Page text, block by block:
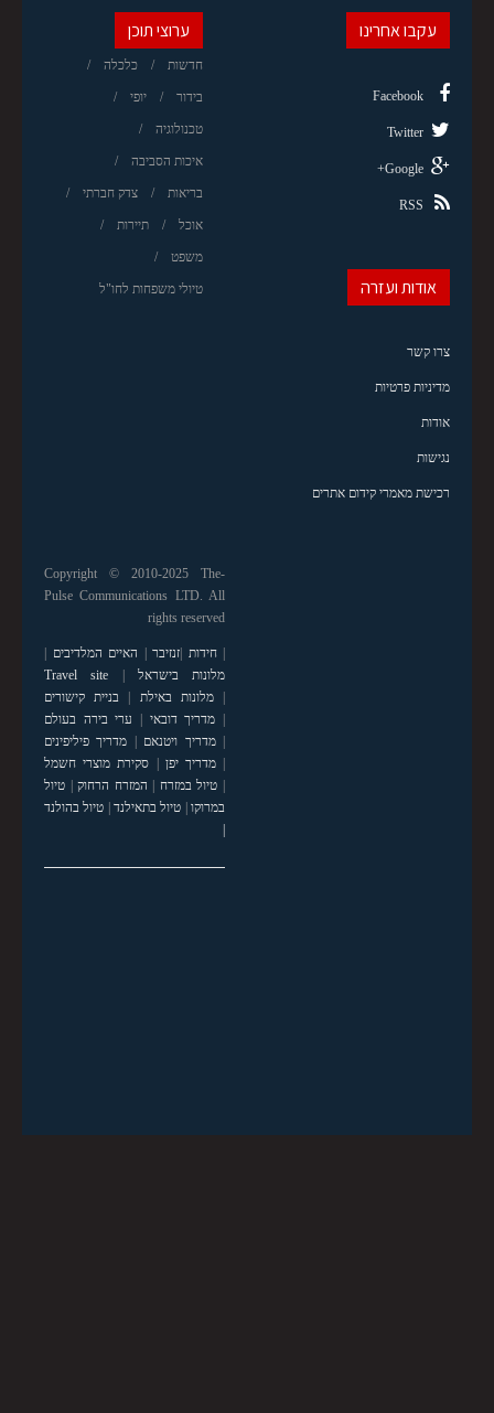
ערוצי תוכן
חדשות כלכלה
בידור יופי
טכנולוגיה
איכות הסביבה
בריאות צדק חברתי
אוכל תיירות
משפט
טיולי משפחות לחו"ל
עקבו אחרינו
Facebook
Twitter
Google+
RSS
אודות ועזרה
צרו קשר
מדיניות פרטיות
אודות
נגישות
רכישת מאמרי קידום אתרים
Copyright © 2010-2025 The-
Pulse Communications LTD. All
rights reserved
|חידות זנזיבר האיים המלדיבים
מלונות בישראל
Travel site
|מלונות באילת
בניית קישורים
מדריך דובאי
ערי בירה בעולם
|מדריך ויטנאם
מדריך פיליפינים
|מדריך יפן
סקירת מוצרי חשמל
טיול במזרח המזרח הרחוק| טיול
במרוקו| טיול בתאילנד| טיול בהולנד